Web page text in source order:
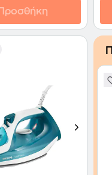
Προσθήκη